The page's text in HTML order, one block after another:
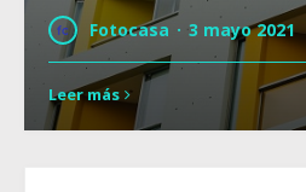
Fotocasa · 3 mayo 2021
Leer más